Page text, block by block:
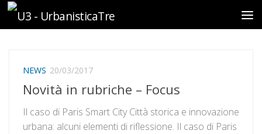
Sotto il contenuto
NEWS 20/03/2017
Novità in rubriche – Focus
Il caso di Paris Smart City Città storica e innovazione
urbana: alcuni elementi di riflessione. Il caso di Paris